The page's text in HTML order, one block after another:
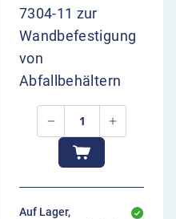
7304-11 zur
Wandbefestigung
von
Abfallbehältern
Auf Lager,